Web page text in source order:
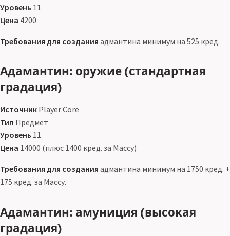
Уровень 11
Цена 4200
Требования для создания адмантина минимум на 525 кред.
Адамантин: оружие (стандартная
градация)
Источник Player Core
Тип Предмет
Уровень 11
Цена 14000 (плюс 1400 кред. за Массу)
Требования для создания адмантина минимум на 1750 кред. +
175 кред. за Массу.
Адамантин: амуниция (высокая
градация)